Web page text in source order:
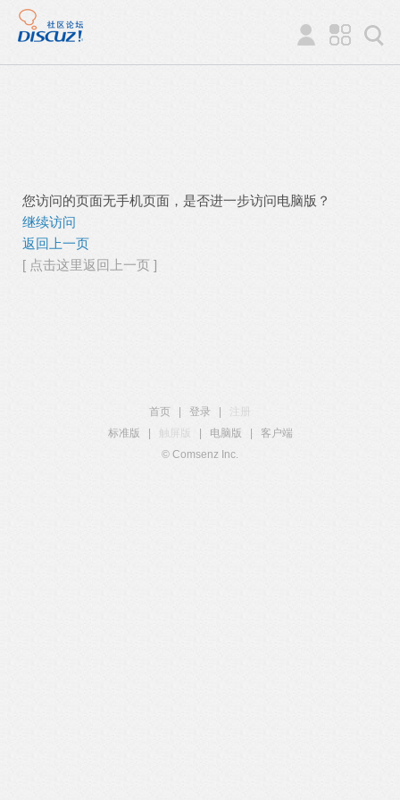
您访问的页面无手机页面，是否进一步访问电脑版？
继续访问
返回上一页
[ 点击这里返回上一页 ]
首页 登录
注册
标准版
触屏版 电脑版
客户端
© Comsenz Inc.